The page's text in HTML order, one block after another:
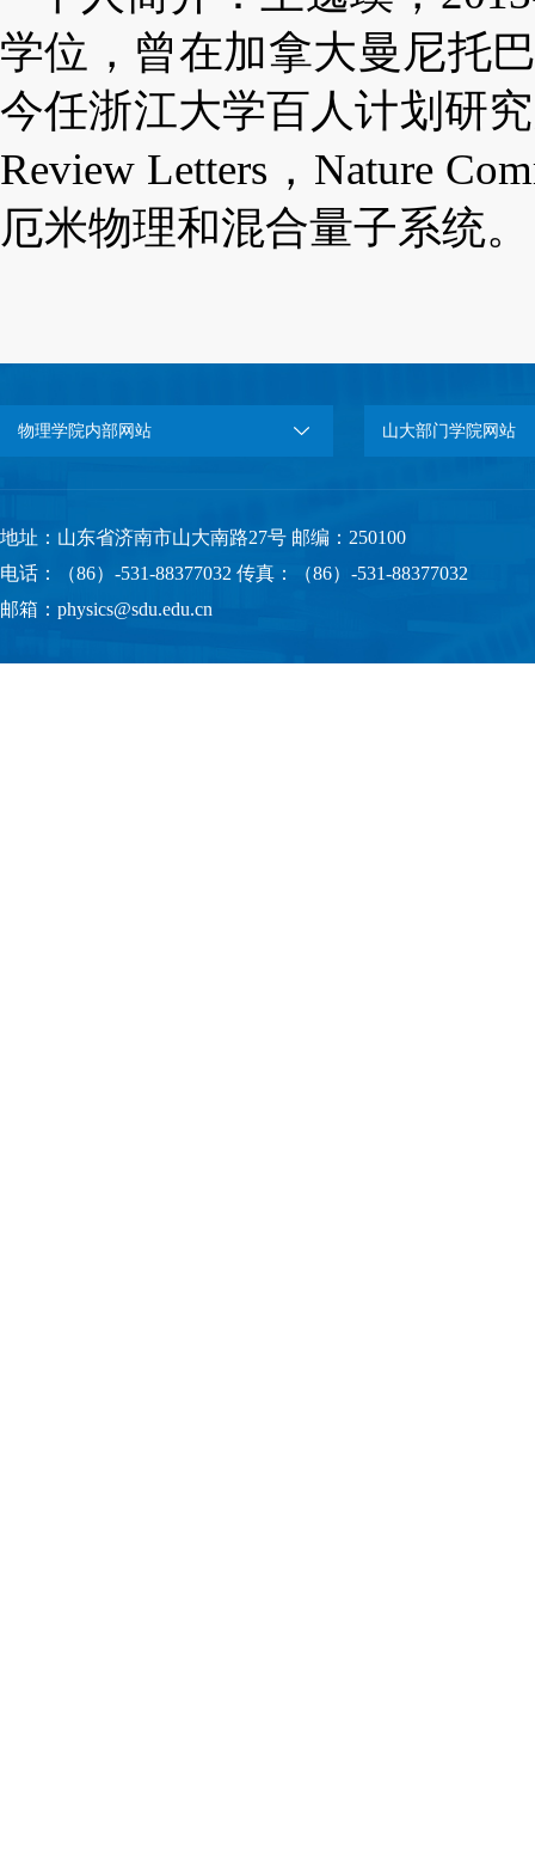
学位，曾在加拿大曼尼托
今任浙江大学百人计划研
Review Letters，Nature
厄米物理和混合量子系统。
物理学院内部网站 山大部门学院网站
地址：山东省济南市山大南路27号 邮编：250100
电话：（86）-531-88377032 传真：（86）-531-88377032
邮箱：physics@sdu.edu.cn